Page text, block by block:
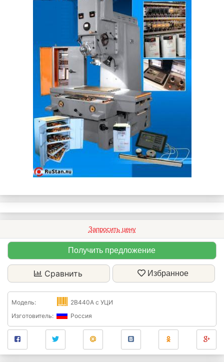
Запросить цену
Получить предложение
Сравнить Избранное
Модель:
2В440А с УЦИ
Изготовитель:
Россия